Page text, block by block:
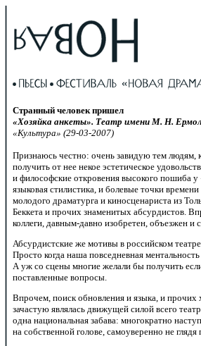
Странный человек пришел
«Хозяйка анкеты». Театр имени М. Н.
«Культура» (29-03-2007)
Признаюсь честно: очень завидую тем
получить от нее некое эстетическое
и философские откровения высокого пошиба
языковая стилистика, и болевые точки
молодого драматурга и киносценариста из
Беккета и прочих знаменитых абсурдистов.
коллеги, давным-давно изобретен, объезжен и
Абсурдистские же мотивы в российском
Просто когда наша повседневная
А уж со сцены многие желали бы получить
поставленные вопросы.
Впрочем, поиск обновления и языка, и прочих
зачастую являлась движущей силой всего
одна национальная забава: многократно
на собственной голове, самоуверенно не